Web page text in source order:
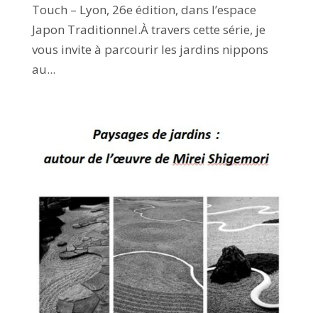
Touch – Lyon, 26e édition, dans l’espace
Japon Traditionnel.À travers cette série, je
vous invite à parcourir les jardins nippons
au...